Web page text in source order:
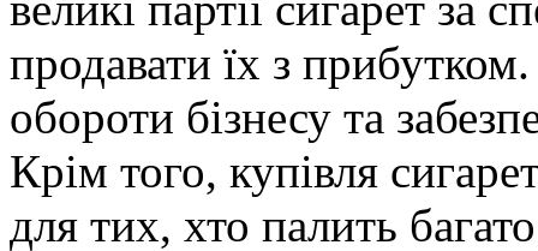
продавати їх з
обороти бізнесу та
Крім того, купівля
для тих, хто палить